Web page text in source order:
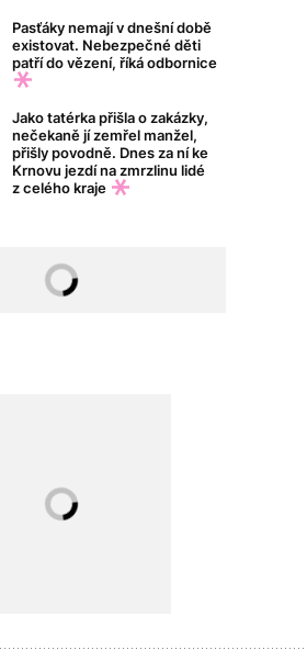
Pasťáky nemají v dnešní době
existovat. Nebezpečné děti
patří do vězení, říká odbornice
Jako tatérka přišla o zakázky,
nečekaně jí zemřel manžel,
přišly povodně. Dnes za ní ke
Krnovu jezdí na zmrzlinu lidé
z celého kraje